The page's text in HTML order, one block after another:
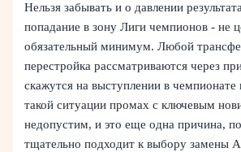
Нельзя забывать и о давлении
попадание в зону Лиги чемпионов - не
обязательный минимум. Любой
перестройка рассматриваются через
скажутся на выступлении в
такой ситуации промах с ключевым
недопустим, и это еще одна причина,
тщательно подходит к выбору замены